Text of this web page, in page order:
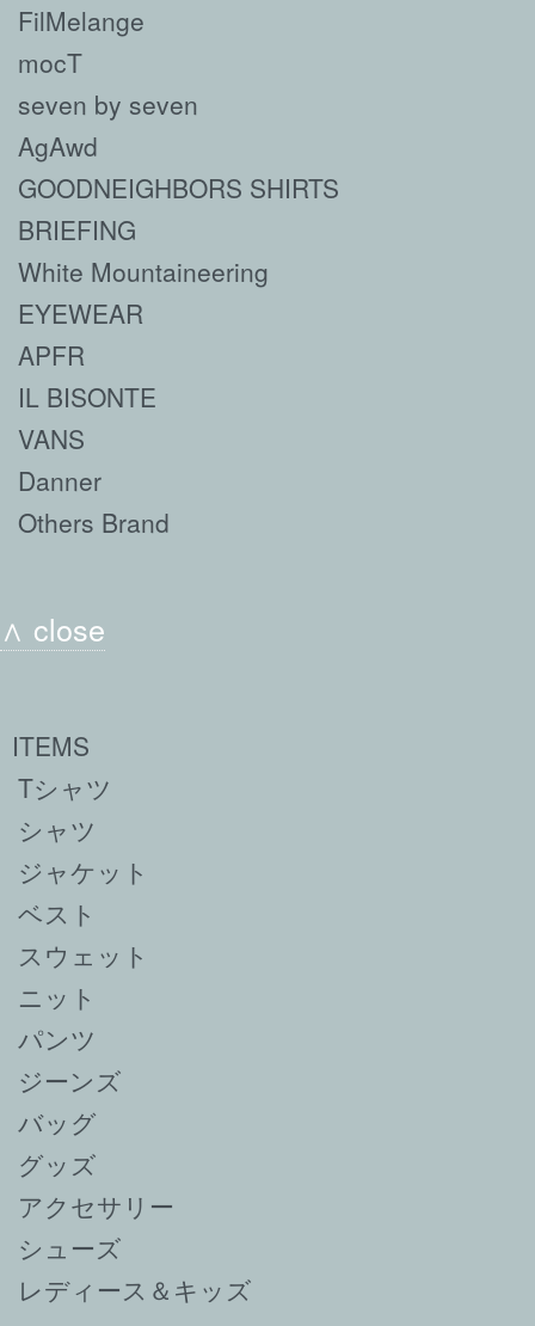
FilMelange
mocT
seven by seven
AgAwd
GOODNEIGHBORS SHIRTS
BRIEFING
White Mountaineering
EYEWEAR
APFR
IL BISONTE
VANS
Danner
Others Brand
∧ close
ITEMS
Tシャツ
シャツ
ジャケット
ベスト
スウェット
ニット
パンツ
ジーンズ
バッグ
グッズ
アクセサリー
シューズ
レディース＆キッズ